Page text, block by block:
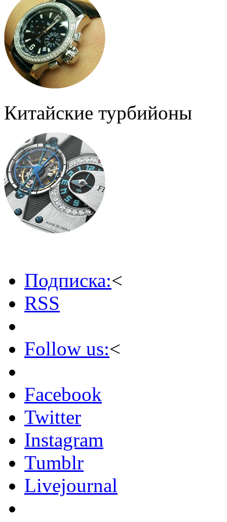
Китайские турбийоны
Подписка:<
RSS
Follow us:<
Facebook
Twitter
Instagram
Tumblr
Livejournal